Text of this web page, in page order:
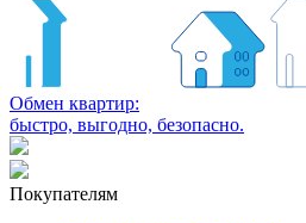
Обмен квартир:
быстро, выгодно, безопасно.
Покупателям